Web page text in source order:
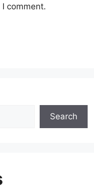
comment.
Search